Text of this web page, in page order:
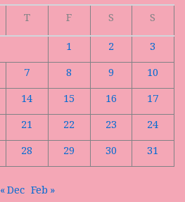
T F S
S
1
2
3
7 8 9
10
14 15 16
17
21 22 23
24
28 29 30 31
« Dec Feb »